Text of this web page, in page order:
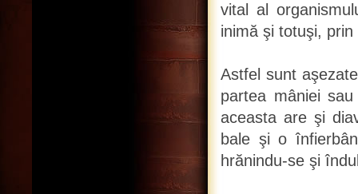
vital al
inimă şi totuşi,
Astfel sunt
partea mâniei
aceasta are şi
bale şi o
hrănindu-se şi